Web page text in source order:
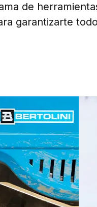
de
garantizarte